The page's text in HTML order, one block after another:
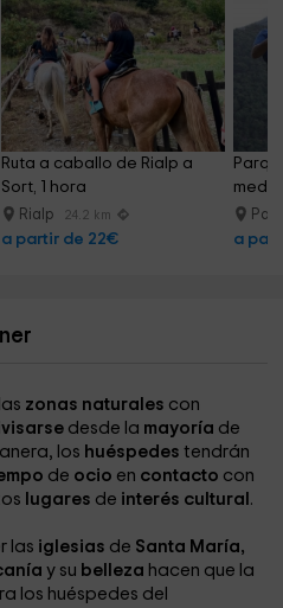
Ruta a caballo de Rialp a
Sort, 1 hora
Rialp 24.2 km
a partir de 22€ a
zonas naturales con
desde la mayoría de
los huéspedestendrán
de ocio en contacto con
lugares de interés cultural .
las iglesias de Santa María,
y su belleza hacen que la
los huéspedes del